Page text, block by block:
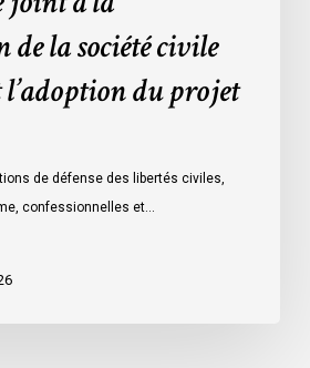
la société civile
du projet
de défense des libertés civiles,
confessionnelles et…